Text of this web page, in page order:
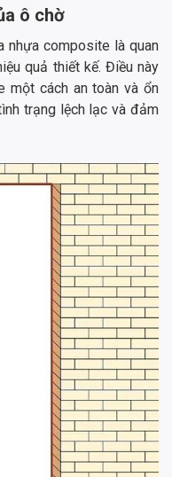
ô chờ
nhựa composite là quan
quả thiết kế. Điều này
một cách an toàn và ổn
trạng lệch lạc và đảm